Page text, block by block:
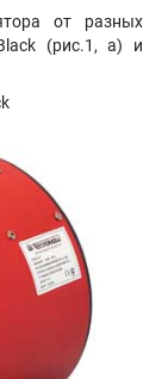
от разных
(рис.1, а) и